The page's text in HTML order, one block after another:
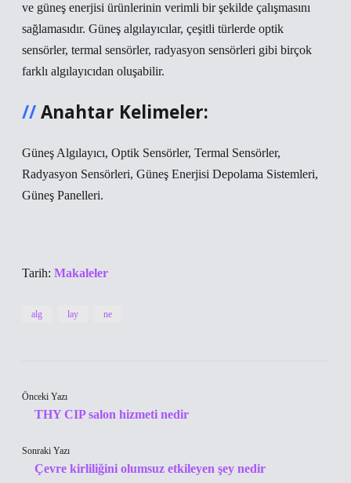
ve güneş enerjisi ürünlerinin verimli bir şekilde çalışmasını
sağlamasıdır. Güneş algılayıcılar, çeşitli türlerde optik
sensörler, termal sensörler, radyasyon sensörleri gibi birçok
farklı algılayıcıdan oluşabilir.
Anahtar Kelimeler:
Güneş Algılayıcı, Optik Sensörler, Termal Sensörler,
Radyasyon Sensörleri, Güneş Enerjisi Depolama Sistemleri,
Güneş Panelleri.
Tarih: Makaleler
alg lay ne
Önceki Yazı
THY CIP salon hizmeti nedir
Sonraki Yazı
Çevre kirliliğini olumsuz etkileyen şey nedir